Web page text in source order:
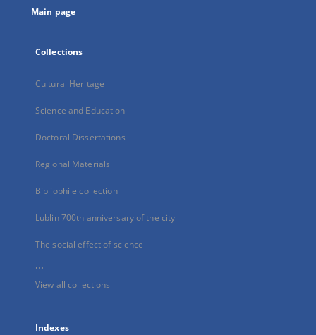
Main page
Collections
Cultural Heritage
Science and Education
Doctoral Dissertations
Regional Materials
Bibliophile collection
Lublin 700th anniversary of the city
The social effect of science
...
View all collections
Indexes